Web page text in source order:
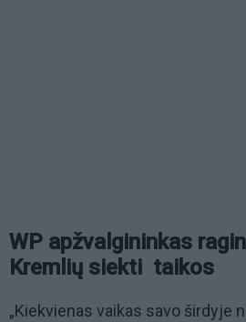
WP apžvalgininkas
Kremlių siekti taikos
„Kiekvienas vaikas savo širdyje